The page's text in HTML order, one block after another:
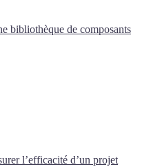
bibliothèque de composants
l’efficacité d’un projet